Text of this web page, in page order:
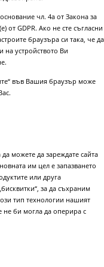
чл. 4а от Закона за
от GDPR. Ако не сте съгласни
браузъра си така, че да
на устройството Ви
във Вашия браузър може
можете да зареждате сайта
им цел е запазването
или друга
за да съхраним
тип технологии нашият
не би могла да оперира с